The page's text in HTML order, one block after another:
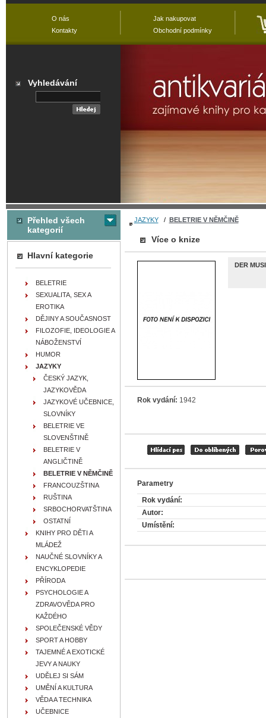
JAZYKY/ BELETRIE V NĚMČINĚ
Více o knize
DER
Rok vydání: 1942
Parametry
Rok vydání:
Autor:
Umístění:
Přehled všech
kategorií
Hlavní kategorie
BELETRIE
SEXUALITA, SEX A
EROTIKA
DĚJINY A SOUČASNOST
FILOZOFIE, IDEOLOGIE A
NÁBOŽENSTVÍ
HUMOR
JAZYKY
ČESKÝ JAZYK,
JAZYKOVĚDA
JAZYKOVÉ UČEBNICE,
SLOVNÍKY
BELETRIE VE
SLOVENŠTINĚ
BELETRIE V
ANGLIČTINĚ
BELETRIE V NĚMČINĚ
FRANCOUZŠTINA
RUŠTINA
SRBOCHORVATŠTINA
OSTATNÍ
KNIHY PRO DĚTI A
MLÁDEŽ
NAUČNÉ SLOVNÍKY A
ENCYKLOPEDIE
PŘÍRODA
PSYCHOLOGIE A
ZDRAVOVĚDA PRO
KAŽDÉHO
SPOLEČENSKÉ VĚDY
SPORT A HOBBY
TAJEMNÉ A EXOTICKÉ
JEVY A NAUKY
UDĚLEJ SI SÁM
UMĚNÍ A KULTURA
VĚDA A TECHNIKA
UČEBNICE
O nás
Kontakty
Jak nakupovat
Obchodní podmínky
Vyhledávání